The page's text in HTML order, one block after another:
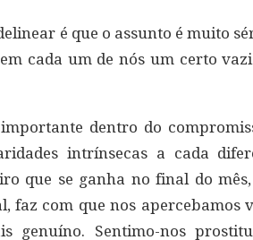
é que o assunto é muito
cada um de nós um certo
dentro do
intrínsecas a cada
que se ganha no final do
faz com que nos apercebamos
genuíno. Sentimo-nos